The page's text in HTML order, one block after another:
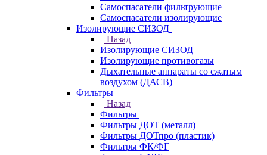
Самоспасатели фильтрующие
Самоспасатели изолирующие
Изолирующие СИЗОД
Назад
Изолирующие СИЗОД
Изолирующие противогазы
Дыхательные аппараты со сжатым
воздухом (ДАСВ)
Фильтры
Назад
Фильтры
Фильтры ДОТ (металл)
Фильтры ДОТпро (пластик)
Фильтры ФК/ФГ